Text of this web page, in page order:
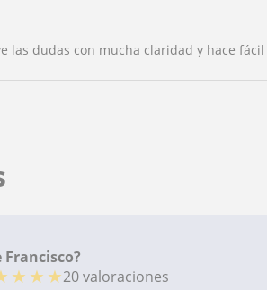
las dudas con mucha claridad y hace
Francisco?
★ ★ ★20 valoraciones